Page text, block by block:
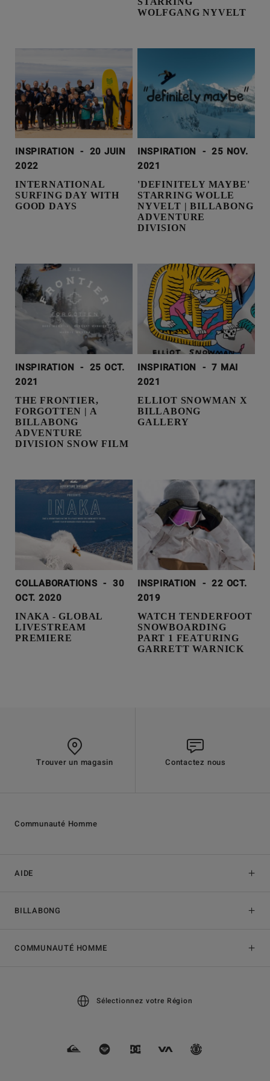
WOLFGANG NYVELT
INSPIRATION - 20 JUIN
2022
INTERNATIONAL
SURFING DAY WITH
GOOD DAYS
INSPIRATION - 25 NOV.
2021
'DEFINITELY MAYBE'
STARRING WOLLE
NYVELT | BILLABONG
ADVENTURE
DIVISION
INSPIRATION - 25 OCT.
2021
THE FRONTIER,
FORGOTTEN | A
BILLABONG
ADVENTURE
DIVISION SNOW FILM
INSPIRATION - 7 MAI
2021
ELLIOT SNOWMAN X
BILLABONG
GALLERY
COLLABORATIONS - 30
OCT. 2020
INAKA - GLOBAL
LIVESTREAM
PREMIERE
INSPIRATION - 22 OCT.
2019
WATCH TENDERFOOT
SNOWBOARDING
PART 1 FEATURING
GARRETT WARNICK
Trouver un magasin Contactez nous
AIDE
BILLABONG
Communauté Homme
COMMUNAUTÉ HOMME
Sélectionnez votre Région